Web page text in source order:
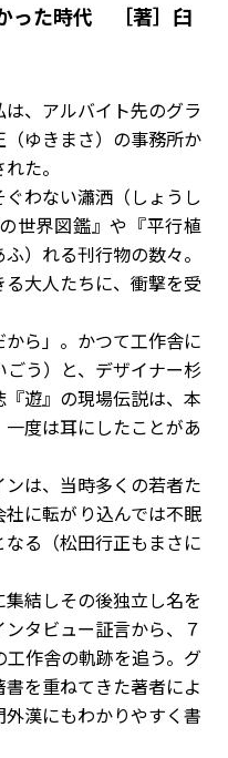
った時代 ［著］臼
、アルバイト先のグラ
ゆきまさ）の事務所か
た。
わない瀟洒（しょうし
世界図鑑』や『平行植
）れる刊行物の数々。
大人たちに、衝撃を受
ら」。かつて工作舎に
う）と、デザイナー杉
遊』の現場伝説は、本
度は耳にしたことがあ
は、当時多くの若者た
に転がり込んでは不眠
る（松田行正もまさに
結しその後独立し名を
タビュー証言から、７
作舎の軌跡を追う。グ
を重ねてきた著者によ
漢にもわかりやすく書